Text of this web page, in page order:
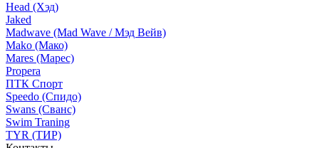
Head (Хэд)
Jaked
Madwave (Mad Wave / Мэд Вейв)
Mako (Мако)
Mares (Марес)
Propera
ПТК Спорт
Speedo (Спидо)
Swans (Сванс)
Swim Traning
TYR (ТИР)